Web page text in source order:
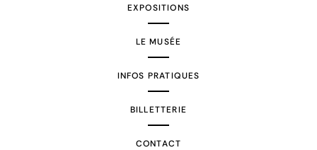
EXPOSITIONS
LE MUSÉE
INFOS PRATIQUES
BILLETTERIE
CONTACT